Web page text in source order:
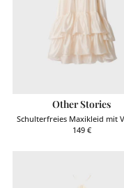
Other Stories
Schulterfreies Maxikleid mit
149€